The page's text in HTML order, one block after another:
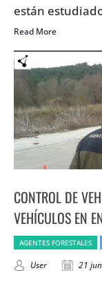
están
Read More
CONTROL DE
VEHÍCULOS EN
AGENTES FORESTALES
User 21